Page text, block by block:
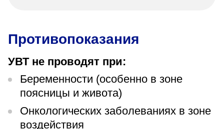
Противопоказания
УВТ не проводят при:
Беременности (особенно в зоне
поясницы и живота)
Онкологических заболеваниях в зоне
воздействия